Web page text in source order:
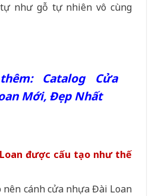
như gỗ tự nhiên vô cùng
Catalog Cửa
Mới, Đẹp Nhất
được cấu tạo như thế
nên cánh cửa nhựa Đài Loan